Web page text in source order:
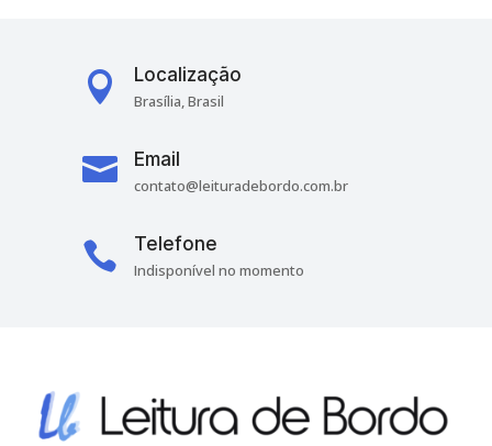
 Localização
Brasília, Brasil
 Email
contato@leituradebordo.com.br
 Telefone
Indisponível no momento